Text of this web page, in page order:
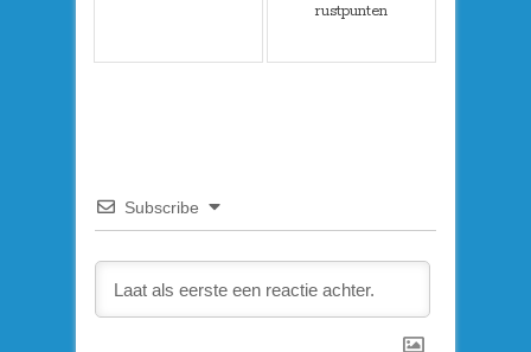
rustpunten
Subscribe